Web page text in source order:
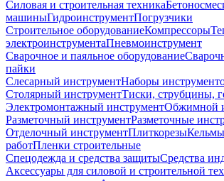
Силовая и строительная техника
машиныГидроинструментПогрузчики
Строительное оборудованиеКомпрессоры
электроинструментаПневмоинструмент
Сварочное и паяльное оборудование
пайки
Слесарный инструментНаборы
Столярный инструментТиски, струбцины,
Электромонтажный инструментОбжимной
Разметочный инструментРазметочные
Отделочный инструментПлиткорезы
работПленки строительные
Спецодежда и средства защитыСредства
Аксессуары для силовой и строительной